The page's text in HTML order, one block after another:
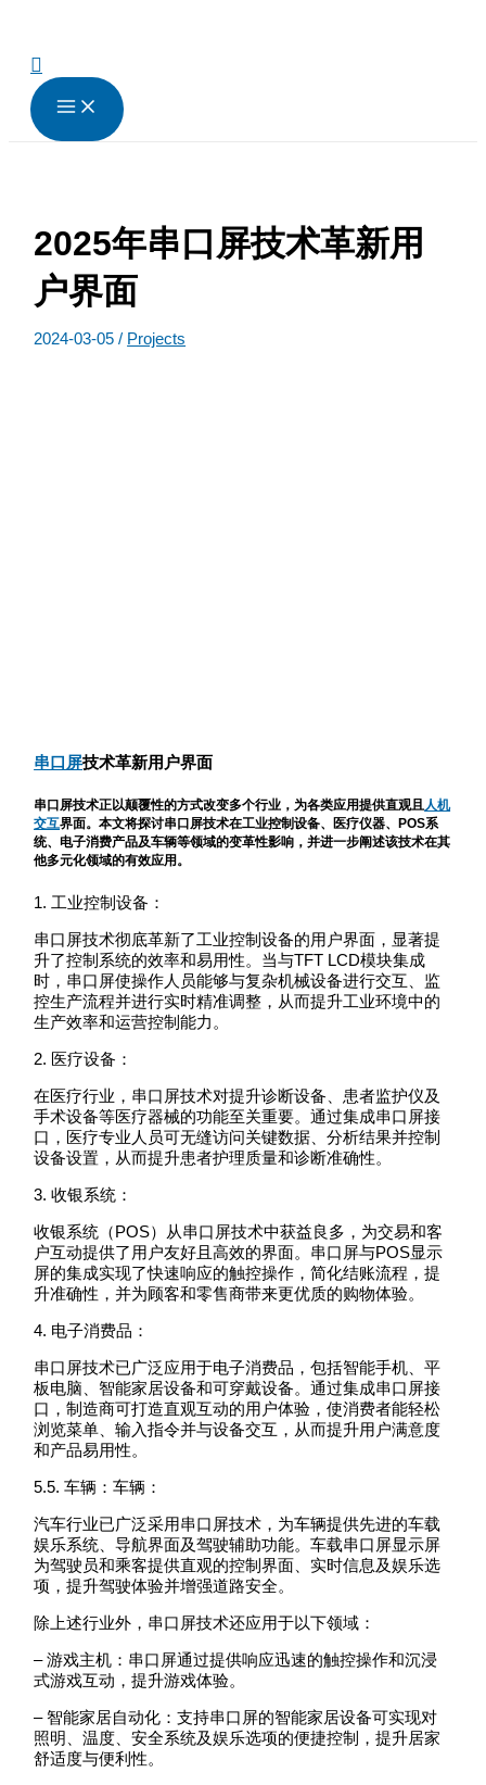
搜
索
2025年串口屏技术革新用
户界面
2024-03-05/ Projects
串口屏技术革新用户界面
串口屏技术正以颠覆性的方式改变多个行业，为各类应用提供直观且人机
交互界面。本文将探讨串口屏技术在工业控制设备、医疗仪器、POS系
统、电子消费产品及车辆等领域的变革性影响，并进一步阐述该技术在其
他多元化领域的有效应用。
1. 工业控制设备：
串口屏技术彻底革新了工业控制设备的用户界面，显著提
升了控制系统的效率和易用性。当与TFT LCD模块集成
时，串口屏使操作人员能够与复杂机械设备进行交互、监
控生产流程并进行实时精准调整，从而提升工业环境中的
生产效率和运营控制能力。
2. 医疗设备：
在医疗行业，串口屏技术对提升诊断设备、患者监护仪及
手术设备等医疗器械的功能至关重要。通过集成串口屏接
口，医疗专业人员可无缝访问关键数据、分析结果并控制
设备设置，从而提升患者护理质量和诊断准确性。
3. 收银系统：
收银系统（POS）从串口屏技术中获益良多，为交易和客
户互动提供了用户友好且高效的界面。串口屏与POS显示
屏的集成实现了快速响应的触控操作，简化结账流程，提
升准确性，并为顾客和零售商带来更优质的购物体验。
4. 电子消费品：
串口屏技术已广泛应用于电子消费品，包括智能手机、平
板电脑、智能家居设备和可穿戴设备。通过集成串口屏接
口，制造商可打造直观互动的用户体验，使消费者能轻松
浏览菜单、输入指令并与设备交互，从而提升用户满意度
和产品易用性。
5.5. 车辆：车辆：
汽车行业已广泛采用串口屏技术，为车辆提供先进的车载
娱乐系统、导航界面及驾驶辅助功能。车载串口屏显示屏
为驾驶员和乘客提供直观的控制界面、实时信息及娱乐选
项，提升驾驶体验并增强道路安全。
除上述行业外，串口屏技术还应用于以下领域：
– 游戏主机：串口屏通过提供响应迅速的触控操作和沉浸
式游戏互动，提升游戏体验。
– 智能家居自动化：支持串口屏的智能家居设备可实现对
照明、温度、安全系统及娱乐选项的便捷控制，提升居家
舒适度与便利性。